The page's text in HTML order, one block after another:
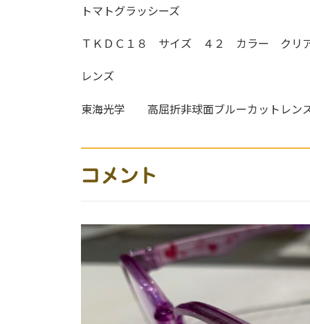
トマトグラッシーズ
ＴＫＤＣ１８ サイズ ４２ カラー クリ
レンズ
東海光学 高屈折非球面ブルーカットレン
コメント